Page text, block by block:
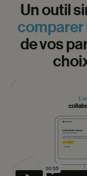
Unoutil
comparer
devos